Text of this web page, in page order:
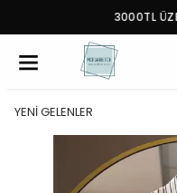
3000TL
YENİ GELENLER